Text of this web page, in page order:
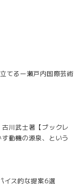
てるー瀬戸内国際芸術
川武士著【ブックレ
動機の源泉、という
イス的な提案6選